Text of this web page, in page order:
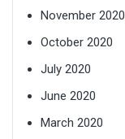
November 2020
October 2020
July 2020
June 2020
March 2020